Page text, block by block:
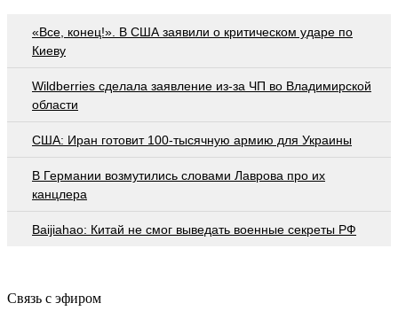
«Все, конец!». В США заявили о критическом ударе по
Киеву
Wildberries cделала заявление из-за ЧП во Владимирской
области
США: Иран готовит 100-тысячную армию для Украины
В Германии возмутились словами Лаврова про их
канцлера
Baijiahao: Китай не смог выведать военные секреты РФ
Связь с эфиром